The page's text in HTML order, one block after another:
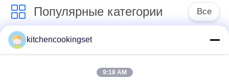
Технические характеристики Встроенные
библиотеки Библиотеки Ecer Библиотеки
Maoyt Библио...
Популярные категории Все
Кухонный набор для
приготовления
антипригарным
покрытием
kitchencookingset
9:18 AM